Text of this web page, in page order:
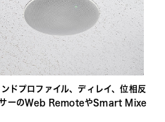
プロファイル、ディレイ、位相反
サーのWeb RemoteやSmart Mixe